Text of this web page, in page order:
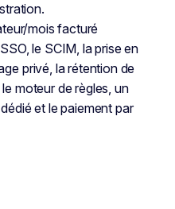
mois facturé
le SCIM, la prise en
privé, la rétention de
moteur de règles, un
et le paiement par